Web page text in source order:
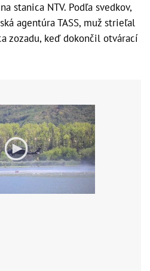
stanica NTV. Podľa svedkov,
agentúra TASS, muž strieľal
zozadu, keď dokončil otvárací